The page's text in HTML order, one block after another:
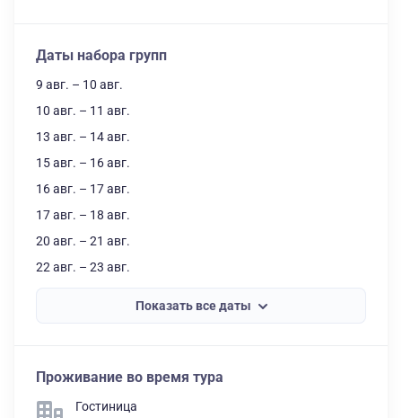
Даты набора групп
9 авг. – 10 авг.
10 авг. – 11 авг.
13 авг. – 14 авг.
15 авг. – 16 авг.
16 авг. – 17 авг.
17 авг. – 18 авг.
20 авг. – 21 авг.
22 авг. – 23 авг.
Показать все даты
Проживание во время тура
Гостиница